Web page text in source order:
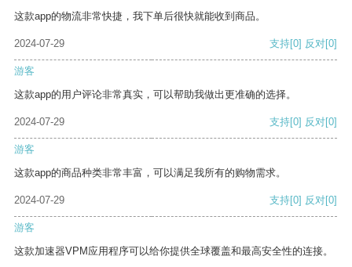
这款app的物流非常快捷，我下单后很快就能收到商品。
2024-07-29 支持[0] 反对[0]
游客
这款app的用户评论非常真实，可以帮助我做出更准确的选择。
2024-07-29 支持[0] 反对[0]
游客
这款app的商品种类非常丰富，可以满足我所有的购物需求。
2024-07-29 支持[0] 反对[0]
游客
这款加速器VPM应用程序可以给你提供全球覆盖和最高安全性的连接。